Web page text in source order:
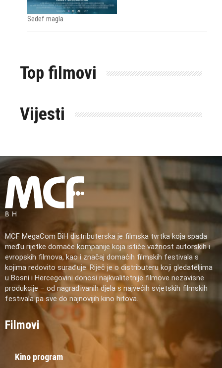
Sedef magla
Top filmovi
Vijesti
MCF MegaCom BiH distributerska je filmska tvrtka koja spada
među rijetke domaće kompanije koja ističe važnost autorskih i
evropskih filmova, kao i značaj domaćih filmskih festivala s
kojima redovito surađuje. Riječ je o distributeru koji gledateljima
u Bosni i Hercegovini donosi najkvalitetnije filmove nezavisne
produkcije – od nagrađivanih djela s najvećih svjetskih filmskih
festivala pa sve do najnovijih kino hitova.
Filmovi
Kino program